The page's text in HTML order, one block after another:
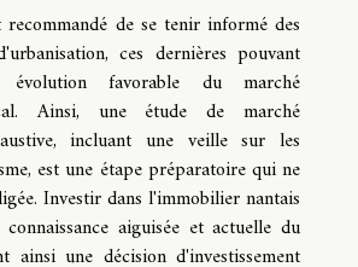
de se tenir informé des
ces dernières pouvant
évolution favorable du marché
Ainsi, une étude de marché
incluant une veille sur les
est une étape préparatoire qui ne
Investir dans l'immobilier nantais
aiguisée et actuelle du
ainsi une décision d'investissement